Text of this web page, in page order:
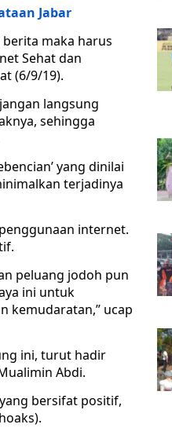
Jabar
berita maka harus
Sehat dan
(6/9/19).
langsung
sehingga
yang dinilai
terjadinya
internet.
peluang jodoh pun
ini untuk
kemudaratan,” ucap
ini, turut hadir
Abdi.
bersifat positif,